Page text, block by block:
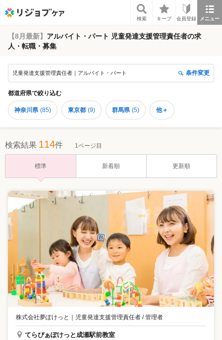
検索 キープ 会員登録 メニュー
【8月最新】 アルバイト・パート 児童発達支援管理責任者の求
人・転職・募集
児童発達支援管理責任者｜アルバイト・パート 条件変更
都道府県で絞り込む
神奈川県 (85) 東京都 (9) 群馬県 (5) 他＋
検索結果 114件 1ページ目
標準 新着順 更新順
株式会社夢ぽけっと 児童発達支援管理責任者 / 管理者
てらぴぁぽけっと成瀬駅前教室